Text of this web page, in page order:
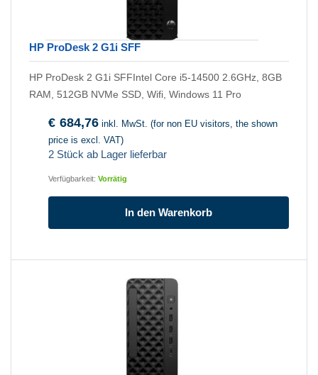
HP ProDesk 2 G1i SFF
HP ProDesk 2 G1i SFFIntel Core i5-14500 2.6GHz, 8GB
RAM, 512GB NVMe SSD, Wifi, Windows 11 Pro
€ 684,76 inkl. MwSt. (for non EU visitors, the shown
price is excl. VAT)
2 Stück ab Lager lieferbar
Verfügbarkeit: Vorrätig
In den Warenkorb